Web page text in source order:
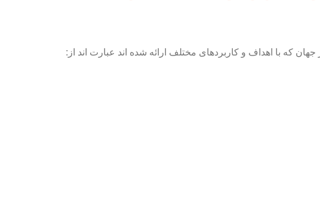
که با اهداف و کاربردهای مختلف ارائه شده اند عبارت اند از: